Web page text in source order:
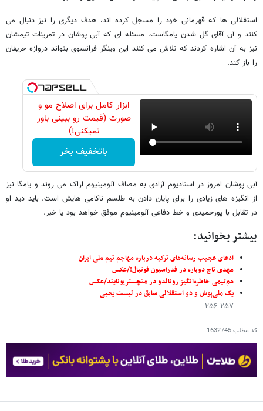
استقلالی ها که قهرمانی خود را مسجل کرده اند، هدف دیگری را نیز دنبال می
کنند و آن آقای گل شدن یامگاست. مسئله ای که آبی پوشان در تمرینات تیمشان
نیز به آن اشاره کردند که تلاش می کنند این وینگر فرانسوی بتواند دروازه حریفان
را باز کند.
ابزار کامل برای اصلاح مو و
صورت (قیمت رو ببینی باور
نمیکنی!)
باتخفیف بخر
آبی پوشان امروز در استادیوم آزادی به مصاف آلومینیوم اراک می روند و یامگا نیز
از انگیزه های زیادی را برای پایان دادن به طلسم ناکامی هایش است. باید دید او
در تقابل با پورحمیدی و خط دفاعی آلومینیوم موفق خواهد بود یا خیر.
بیشتر بخوانید:
ادعای عجیب رسانه‌های ترکیه درباره مهاجم تیم ملی ایران
مهدی تاج دوباره در فدراسیون فوتبال!/عکس
هم‌تیمی خاطره‌انگیز رونالدو در منچستریونایتد/عکس
یک ملی‌پوش و دو استقلالی سابق در لیست یحیی
۲۵۷ ۲۵۶
کد مطلب1632745